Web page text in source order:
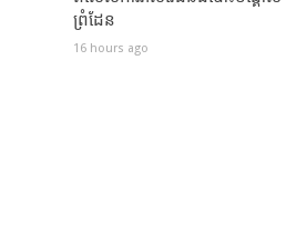
ព្រំដែន
16 hours ago